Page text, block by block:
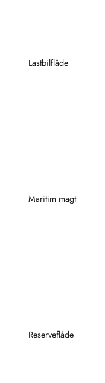
Lastbilflåde
Maritim magt
Reserveflåde